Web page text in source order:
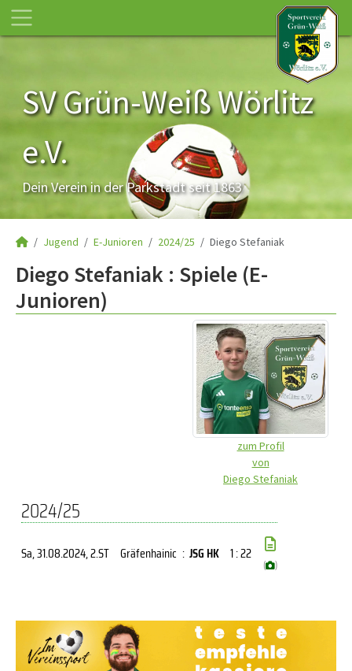
SV Grün-Weiß Wörlitz
e.V.
Dein Verein in der Parkstadt seit 1863
Jugend E-Junioren 2024/25 Diego Stefaniak
Diego Stefaniak : Spiele (E-
Junioren)
zum Profil
von
Diego Stefaniak
2024/25
Sa, 31.08.2024, 2.ST Gräfenhainic : JSG HK 1 : 22
( )